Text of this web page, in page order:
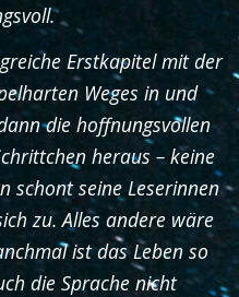
Erstkapitel mit der
Weges in und
die hoffnungsvollen
heraus – keine
schont seine Leserinnen
zu. Alles andere wäre
ist das Leben so
die Sprache nicht